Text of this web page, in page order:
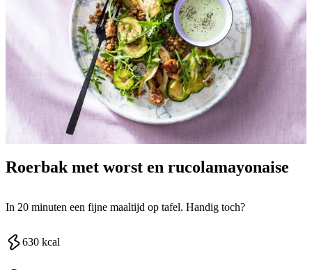
Roerbak met worst en rucolamayonaise
In 20 minuten een fijne maaltijd op tafel. Handig toch?
630 kcal